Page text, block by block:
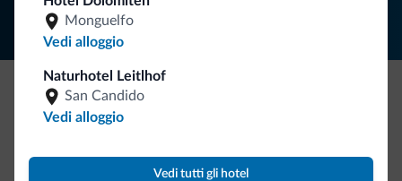
Monguelfo
Vedi alloggio
Naturhotel Leitlhof
San Candido
Vedi alloggio
Vedi tutti gli hotel
Be Original, scopri la nuova collezione
Dolomiti.it!